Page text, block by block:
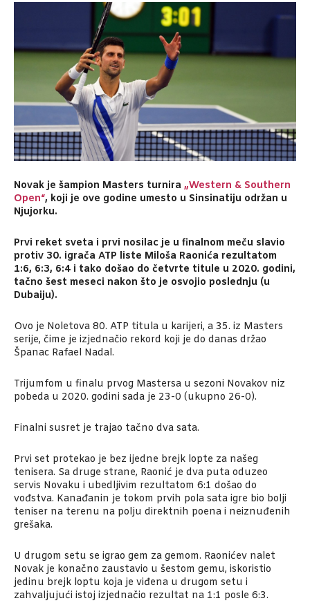
Novak je šampion Masters turnira „Western & Southern
Open“, koji je ove godine umesto u Sinsinatiju održan u
Njujorku.
Prvi reket sveta i prvi nosilac je u finalnom meču slavio
protiv 30. igrača ATP liste Miloša Raonića rezultatom
1:6, 6:3, 6:4 i tako došao do četvrte titule u 2020. godini,
tačno šest meseci nakon što je osvojio poslednju (u
Dubaiju).
Ovo je Noletova 80. ATP titula u karijeri, a 35. iz Masters
serije, čime je izjednačio rekord koji je do danas držao
Španac Rafael Nadal.
Trijumfom u finalu prvog Mastersa u sezoni Novakov niz
pobeda u 2020. godini sada je 23-0 (ukupno 26-0).
Finalni susret je trajao tačno dva sata.
Prvi set protekao je bez ijedne brejk lopte za našeg
tenisera. Sa druge strane, Raonić je dva puta oduzeo
servis Novaku i ubedljivim rezultatom 6:1 došao do
vođstva. Kanađanin je tokom prvih pola sata igre bio bolji
teniser na terenu na polju direktnih poena i neiznuđenih
grešaka.
U drugom setu se igrao gem za gemom. Raonićev nalet
Novak je konačno zaustavio u šestom gemu, iskoristio
jedinu brejk loptu koja je viđena u drugom setu i
zahvaljujući istoj izjednačio rezultat na 1:1 posle 6:3.